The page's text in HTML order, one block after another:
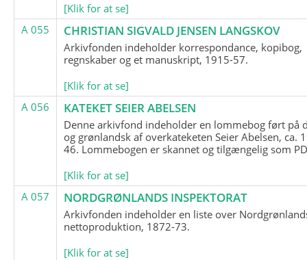
[Klik for at se]
A 055
CHRISTIAN SIGVALD JENSEN LANGSKOV
Arkivfonden indeholder korrespondance, kopibog,
regnskaber og et manuskript, 1915-57.
[Klik for at se]
A 056
KATEKET SEIER ABELSEN
Denne arkivfond indeholder en lommebog ført på
og grønlandsk af overkateketen Seier Abelsen, ca.
46. Lommebogen er skannet og tilgængelig som
[Klik for at se]
A 057
NORDGRØNLANDS INSPEKTORAT
Arkivfonden indeholder en liste over
nettoproduktion, 1872-73.
[Klik for at se]